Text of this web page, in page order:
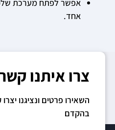
אפשר לפתח מערכת
אחד.
צרו איתנו
השאירו פרטים ונציגנו
בהקדם